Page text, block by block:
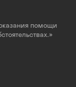
помощи